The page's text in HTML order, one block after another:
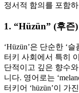
정서적 함의를 포함
1. “Hüzün” (후즌)
‘Hüzün’은 단순한 ‘
터키 사회에서 특히
단적이고 깊은 향수
니다. 영어로는
터키어 ‘hüzün’이 가